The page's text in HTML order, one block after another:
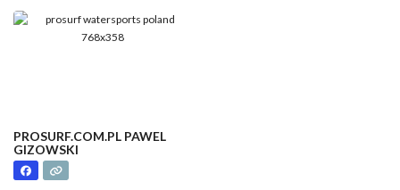
PROSURF.COM.PL PAWEL
GIZOWSKI